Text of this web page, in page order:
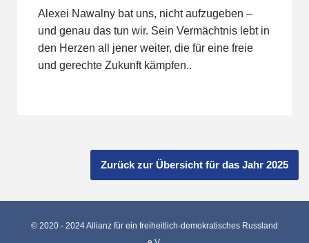
Alexei Nawalny bat uns, nicht aufzugeben –
und genau das tun wir. Sein Vermächtnis lebt in
den Herzen all jener weiter, die für eine freie
und gerechte Zukunft kämpfen..
Zurück zur Übersicht für das Jahr 2025
© 2020 - 2024 Allianz für ein freiheitlich-demokratisches Russland